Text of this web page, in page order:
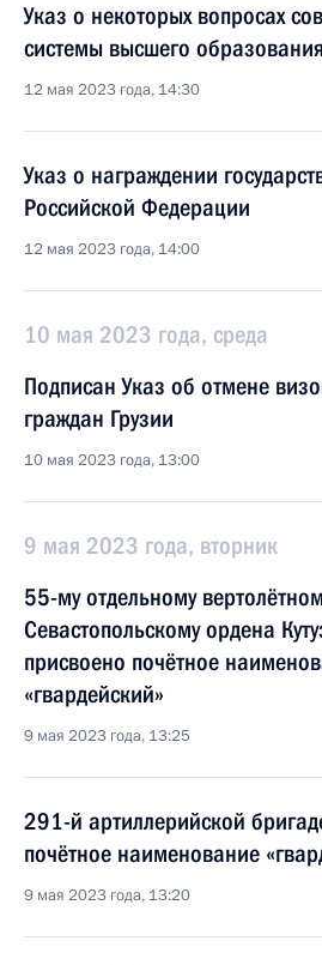
Указ о некоторых вопросах
системы высшего образования
12 мая 2023 года, 14:30
Указ о награждении
Российской Федерации
12 мая 2023 года, 14:00
10 мая 2023 года, среда
Подписан Указ об отмене
граждан Грузии
10 мая 2023 года, 13:00
9 мая 2023 года, вторник
55-му отдельному
Севастопольскому ордена
присвоено почётное
«гвардейский»
9 мая 2023 года, 13:25
291-й артиллерийской
почётное наименование
9 мая 2023 года, 13:20